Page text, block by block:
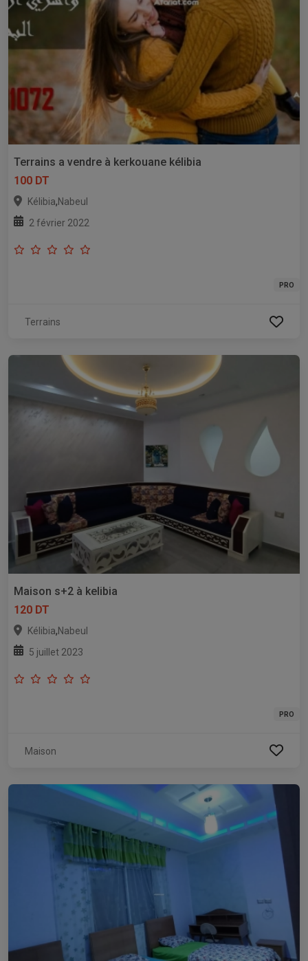
Terrains a vendre à kerkouane kélibia
100 DT
Kélibia,Nabeul
2 février 2022
PRO
Terrains
Maison s+2 à kelibia
120 DT
Kélibia,Nabeul
5 juillet 2023
PRO
Maison